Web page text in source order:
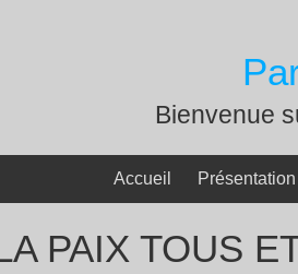
Bienvenue
Accueil Présentation
PAIX TOUS